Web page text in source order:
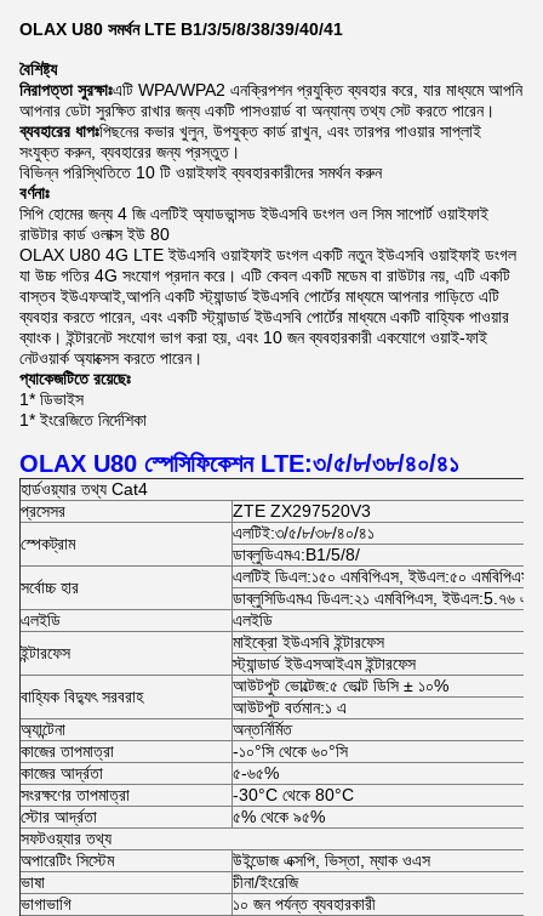
OLAX U80 সমর্থন LTE B1/3/5/8/38/39/40/41
বৈশিষ্ট্য
নিরাপত্তা সুরক্ষাঃএটি WPA/WPA2 এনক্রিপশন প্রযুক্তি ব্যবহার করে, যার মাধ্যমে আপনি
আপনার ডেটা সুরক্ষিত রাখার জন্য একটি পাসওয়ার্ড বা অন্যান্য তথ্য সেট করতে পারেন।
ব্যবহারের ধাপঃপিছনের কভার খুলুন, উপযুক্ত কার্ড রাখুন, এবং তারপর পাওয়ার সাপ্লাই
সংযুক্ত করুন, ব্যবহারের জন্য প্রস্তুত।
বিভিন্ন পরিস্থিতিতে 10 টি ওয়াইফাই ব্যবহারকারীদের সমর্থন করুন
বর্ণনাঃ
সিপি হোমের জন্য 4 জি এলটিই অ্যাডভান্সড ইউএসবি ডংগল ওল সিম সাপোর্ট ওয়াইফাই
রাউটার কার্ড ওলাক্স ইউ 80
OLAX U80 4G LTE ইউএসবি ওয়াইফাই ডংগল একটি নতুন ইউএসবি ওয়াইফাই ডংগল
যা উচ্চ গতির 4G সংযোগ প্রদান করে। এটি কেবল একটি মডেম বা রাউটার নয়, এটি একটি
বাস্তব ইউএফআই,আপনি একটি স্ট্যান্ডার্ড ইউএসবি পোর্টের মাধ্যমে আপনার গাড়িতে এটি
ব্যবহার করতে পারেন, এবং একটি স্ট্যান্ডার্ড ইউএসবি পোর্টের মাধ্যমে একটি বাহ্যিক পাওয়ার
ব্যাংক। ইন্টারনেট সংযোগ ভাগ করা হয়, এবং 10 জন ব্যবহারকারী একযোগে ওয়াই-ফাই
নেটওয়ার্ক অ্যাক্সেস করতে পারেন।
প্যাকেজটিতে রয়েছেঃ
1* ডিভাইস
1* ইংরেজিতে নির্দেশিকা
OLAX U80 স্পেসিফিকেশন LTE:৩/৫/৮/৩৮/৪০/৪১
হার্ডওয়্যার তথ্য Cat4
প্রসেসর
ZTE ZX297520V3
স্পেকট্রাম
এলটিই:৩/৫/৮/৩৮/৪০/৪১
ডাব্লুডিএমএ:B1/5/8/
সর্বোচ্চ হার
এলটিই ডিএল:১৫০ এমবিপিএস, ইউএল:৫০ এমবিপিএস
ডাব্লুসিডিএমএ ডিএল:২১ এমবিপিএস, ইউএল:5.৭৬
এলইডি
এলইডি
ইন্টারফেস
মাইক্রো ইউএসবি ইন্টারফেস
স্ট্যান্ডার্ড ইউএসআইএম ইন্টারফেস
বাহ্যিক বিদ্যুৎ সরবরাহ
আউটপুট ভোল্টেজ:৫ ভোল্ট ডিসি ± ১০%
আউটপুট বর্তমান:১ এ
অ্যান্টেনা
অন্তর্নির্মিত
কাজের তাপমাত্রা
-১০°সি থেকে ৬০°সি
কাজের আর্দ্রতা
৫-৬৫%
সংরক্ষণের তাপমাত্রা
-30°C থেকে 80°C
স্টোর আর্দ্রতা
৫% থেকে ৯৫%
সফটওয়্যার তথ্য
অপারেটিং সিস্টেম
উইন্ডোজ এক্সপি, ভিস্তা, ম্যাক ওএস
ভাষা
চীনা/ইংরেজি
ভাগাভাগি
১০ জন পর্যন্ত ব্যবহারকারী